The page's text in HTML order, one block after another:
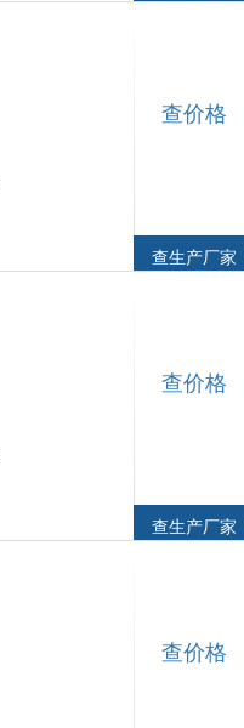
查价格
查生产厂家
查价格
查生产厂家
查价格